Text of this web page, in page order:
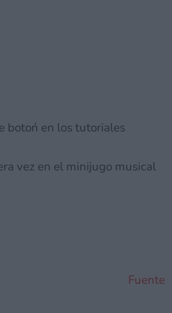
botoń en los tutoriales
vez en el minijugo musical
Fuente